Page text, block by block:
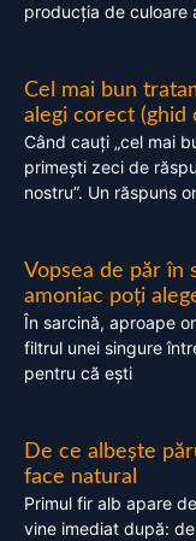
producția de culoare
Cel mai bun
alegi corect (ghid
Când cauți „cel mai
primești zeci de
nostru”. Un răspuns
Vopsea de păr în
amoniac poți
În sarcină, aproape
filtrul unei singure
pentru că ești
De ce albește
face natural
Primul fir alb apare
vine imediat după: